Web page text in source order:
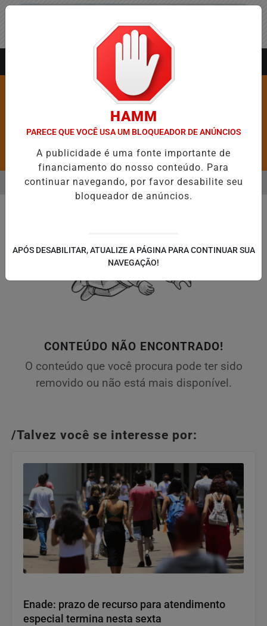
Pesquisar Notícia
ABRE 5,1 MIL NOVAS VAGAS DO ALUGUEL SOCIAL EM 40MENU
CONTEÚDO NÃO ENCONTRADO!
O conteúdo que você procura pode ter sido
removido ou não está mais disponível.
/Talvez você se interesse por:
Enade: prazo de recurso para atendimento
especial termina nesta sexta
HAMM
PARECE QUE VOCÊ USA UM BLOQUEADOR DE ANÚNCIOS
A publicidade é uma fonte importante de
financiamento do nosso conteúdo. Para
continuar navegando, por favor desabilite seu
bloqueador de anúncios.
APÓS DESABILITAR, ATUALIZE A PÁGINA PARA CONTINUAR SUA
NAVEGAÇÃO!